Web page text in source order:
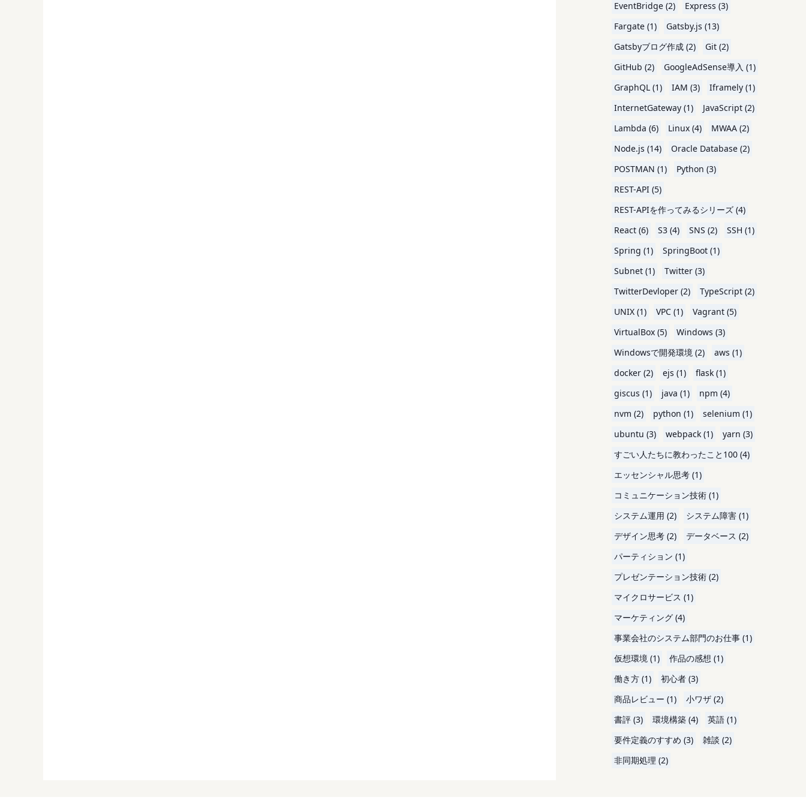
EventBridge (2)
Express (3)
Fargate (1)
Gatsby.js (13)
Gatsbyブログ作成 (2)
Git (2)
GitHub (2)
GoogleAdSense導入 (1)
GraphQL (1)
IAM (3)
Iframely (1)
InternetGateway (1)
JavaScript (2)
Lambda (6)
Linux (4)
MWAA (2)
Node.js (14)
Oracle Database (2)
POSTMAN (1)
Python (3)
REST-API (5)
REST-APIを作ってみるシリーズ (4)
React (6)
S3 (4) SNS (2)
SSH (1)
Spring (1)
SpringBoot (1)
Subnet (1)
Twitter (3)
TwitterDevloper (2)
TypeScript (2)
UNIX (1)
VPC (1)
Vagrant (5)
VirtualBox (5)
Windows (3)
Windowsで開発環境 (2)
aws (1)
docker (2)
ejs (1)
flask (1)
giscus (1)
java (1)
npm (4)
nvm (2)
python (1)
selenium (1)
ubuntu (3)
webpack (1)
yarn (3)
すごい人たちに教わったこと100 (4)
エッセンシャル思考 (1)
コミュニケーション技術 (1)
システム運用 (2)
システム障害 (1)
デザイン思考 (2)
データベース (2)
パーティション (1)
プレゼンテーション技術 (2)
マイクロサービス (1)
マーケティング (4)
事業会社のシステム部門のお仕事 (1)
仮想環境 (1)
作品の感想 (1)
働き方 (1)
初心者 (3)
商品レビュー (1)
小ワザ (2)
書評 (3)
環境構築 (4)
英語 (1)
要件定義のすすめ (3)
雑談 (2)
非同期処理 (2)